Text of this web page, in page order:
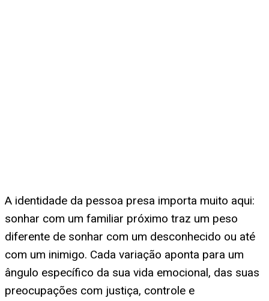
A identidade da pessoa presa importa muito aqui:
sonhar com um familiar próximo traz um peso
diferente de sonhar com um desconhecido ou até
com um inimigo. Cada variação aponta para um
ângulo específico da sua vida emocional, das suas
preocupações com justiça, controle e